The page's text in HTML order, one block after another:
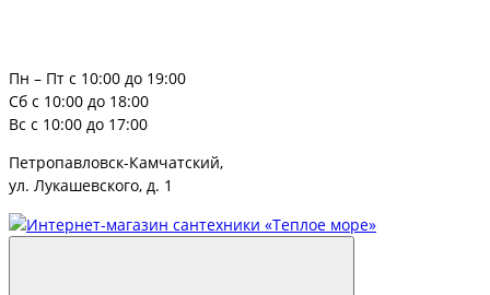
Пн – Пт с 10:00 до 19:00
Сб с 10:00 до 18:00
Вс с 10:00 до 17:00
Петропавловск-Камчатский,
ул. Лукашевского, д. 1